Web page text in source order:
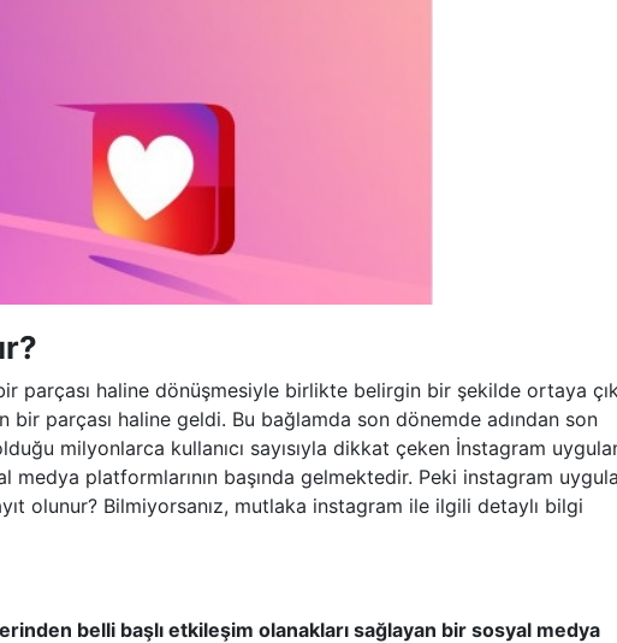
parçası haline dönüşmesiyle birlikte belirgin bir şekilde ortaya
bir parçası haline geldi. Bu bağlamda son dönemde adından son
milyonlarca kullanıcı sayısıyla dikkat çeken İnstagram
platformlarının başında gelmektedir. Peki instagram
olunur? Bilmiyorsanız, mutlaka instagram ile ilgili detaylı bilgi
belli başlı etkileşim olanakları sağlayan bir sosyal medya